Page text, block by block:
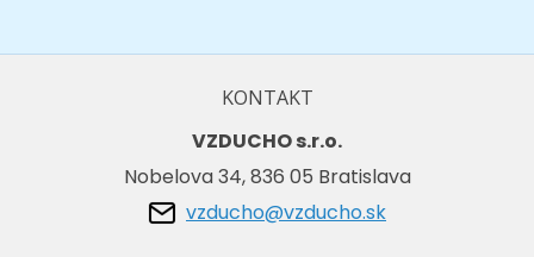
KONTAKT
VZDUCHO s.r.o.
Nobelova 34, 836 05 Bratislava
vzducho@vzducho.sk